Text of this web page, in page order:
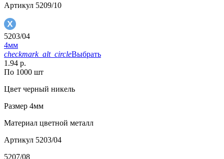
Артикул 5209/10
5203/04
4мм
checkmark_alt_circleВыбрать
1.94 р.
По 1000 шт
Цвет черный никель
Размер 4мм
Материал цветной металл
Артикул 5203/04
5207/08